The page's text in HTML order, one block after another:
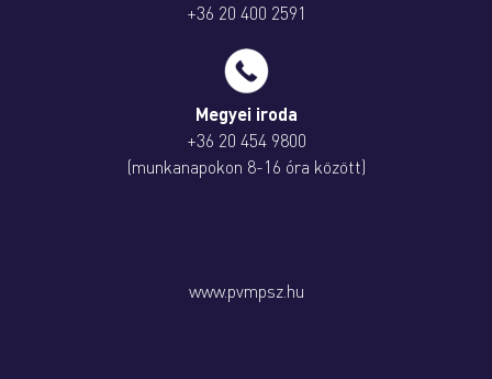
+36 20 400 2591
Megyei iroda
+36 20 454 9800
(munkanapokon 8-16 óra között)
www.pvmpsz.hu